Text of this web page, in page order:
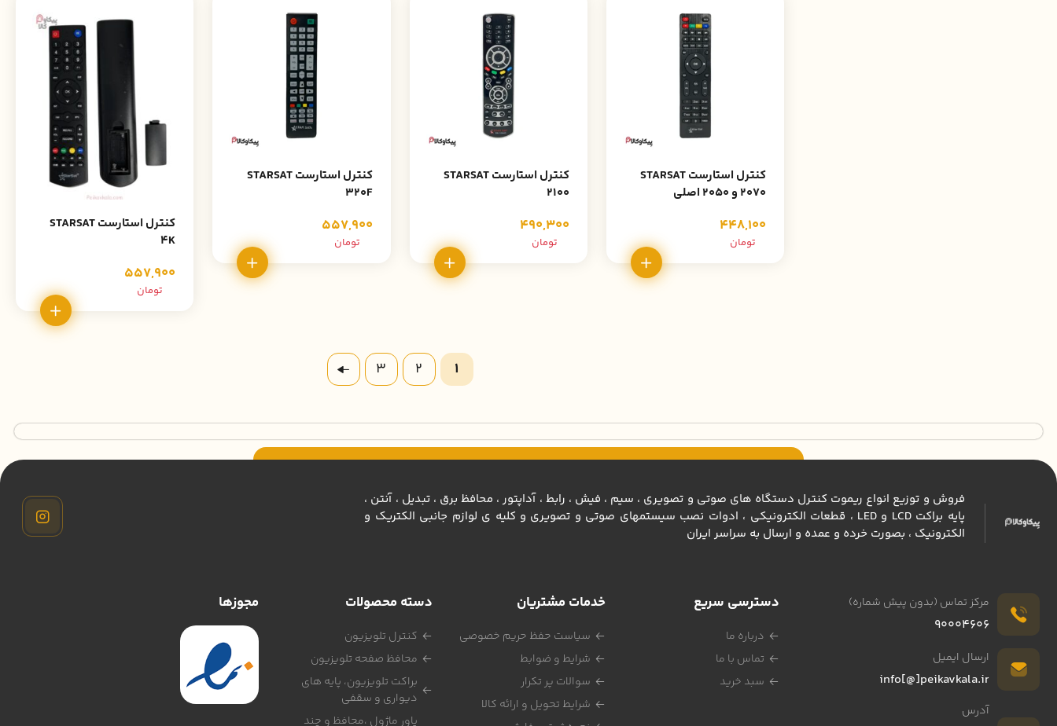
کنترل استارست STARSAT
2070 و 2050 اصلی
448,100
تومان
کنترل استارست STARSAT
2100
490,300
تومان
کنترل استارست STARSAT
320F
557,900
تومان
کنترل استارست STARSAT
4K
557,900
تومان
1
2
3
فروش و توزیع انواع ريموت كنترل دستگاه های صوتی و تصویری ، سيم ، فيش ، رابط ، آداپتور ، محافظ برق ، تبديل ، آنتن ،
پايه براكت LCD و LED ، قطعات الكترونيكي ، ادوات نصب سيستمهاي صوتي و تصويري و كليه ي لوازم جانبي الكتريك و
الكترونيك ، بصورت خرده و عمده و ارسال به سراسر ايران
مرکز تماس (بدون پیش شماره)
90004606
ارسال ایمیل
info[@]peikavkala.ir
آدرس
دسترسی سریع
درباره ما
تماس با ما
سبد خرید
خدمات مشتریان
سیاست حفظ حریم خصوصی
شرایط و ضوابط
سوالات پر تکرار
شرایط تحویل و ارائه کالا
دسته محصولات
کنترل تلویزیون
محافظ صفحه تلویزیون
براکت تلویزیون، پایه های
دیواری و سقفی
پاور ماژول ،محافظ و چند
مجوزها